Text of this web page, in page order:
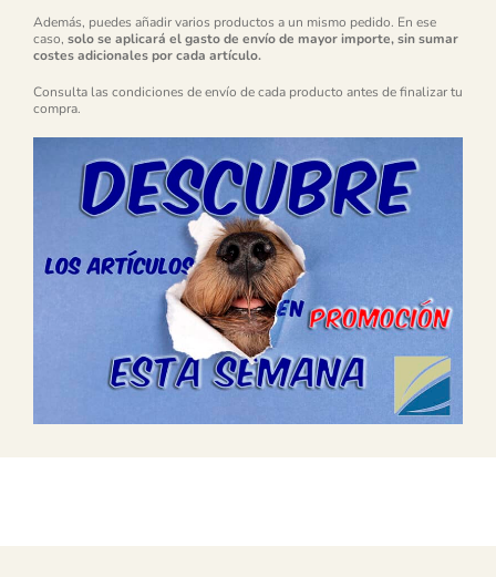
Además, puedes añadir varios productos a un mismo pedido. En ese
caso, solo se aplicará el gasto de envío de mayor importe, sin sumar
costes adicionales por cada artículo.
Consulta las condiciones de envío de cada producto antes de finalizar tu
compra.